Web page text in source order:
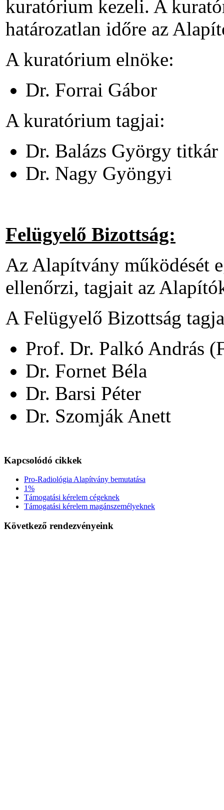
kuratórium kezeli. A
határozatlan időre az
A kuratórium elnöke:
Dr. Forrai Gábor
A kuratórium tagjai:
Dr. Balázs György titkár
Dr. Nagy Gyöngyi
Felügyelő Bizottság:
Az Alapítvány működését
ellenőrzi, tagjait az
A Felügyelő Bizottság
Prof. Dr. Palkó András
Dr. Fornet Béla
Dr. Barsi Péter
Dr. Szomják Anett
Kapcsolódó cikkek
Pro-Radiológia Alapítvány bemutatása
1%
Támogatási kérelem cégeknek
Támogatási kérelem magánszemélyeknek
Következő rendezvényeink